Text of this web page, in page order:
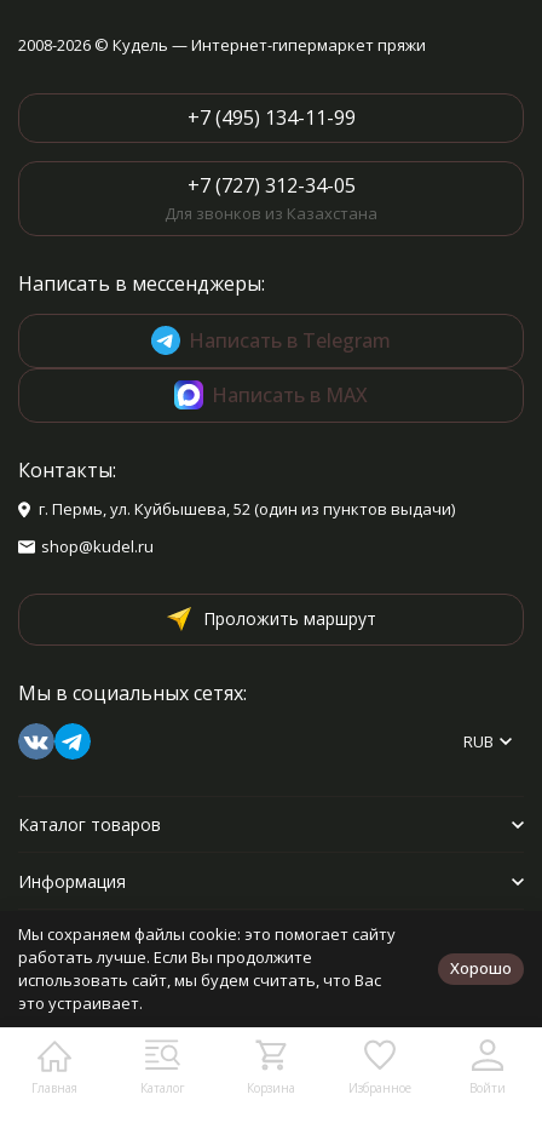
Главная Каталог Корзина Избранное Войти
2008-2026 © Кудель — Интернет-гипермаркет пряжи
+7 (495) 134-11-99
+7 (727) 312-34-05
Для звонков из Казахстана
Написать в мессенджеры:
Написать в Telegram
Написать в MAX
Контакты:
г. Пермь, ул. Куйбышева, 52 (один из пунктов выдачи)
shop@kudel.ru
Проложить маршрут
Мы в социальных сетях:
RUB
Каталог товаров
Информация
Прочее
Политика персональных данных
Разработано в
bodysite.ru
Мы сохраняем файлы cookie: это помогает сайту
работать лучше. Если Вы продолжите
использовать сайт, мы будем считать, что Вас
это устраивает.
Хорошо